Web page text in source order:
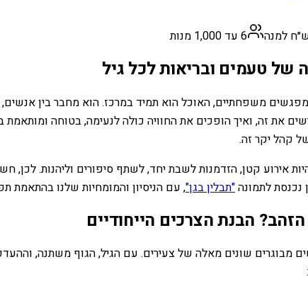
6 עד 1,000 מנות
של טעמים ובריאות לכל גיל
משפחתיים, האוכל הוא תמיד במרכז. הוא מחבר בין
את זה, ואיך הופכים את החוויה כולה לנעימה, בטוחה
קהל יקר זה.
אירוע קטן, הזדמנות לשבת יחד, לשתף סיפורים וליהנות.
נכנסת לתמונה"תבלין בגן", עם הניסיון והמומחיות שלנו בהתאמת
הבנת הצרכים הייחודיים
מבוגרים שונים מאלה של צעירים. עם הגיל, הגוף משתנה,